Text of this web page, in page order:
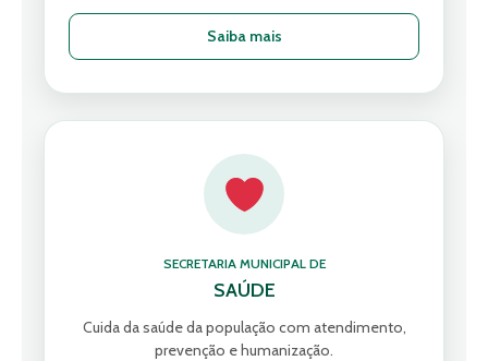
Saiba mais
SECRETARIA MUNICIPAL DE
SAÚDE
Cuida da saúde da população com atendimento,
prevenção e humanização.